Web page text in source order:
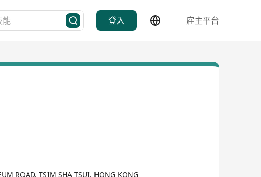
登入 雇主平台
ROAD, TSIM SHA TSUI, HONG KONG